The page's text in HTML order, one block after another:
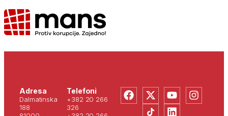
Adresa
Dalmatinska
188
Telefoni
+382 20 266
326